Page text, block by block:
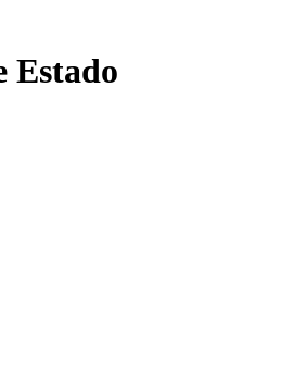
Estado